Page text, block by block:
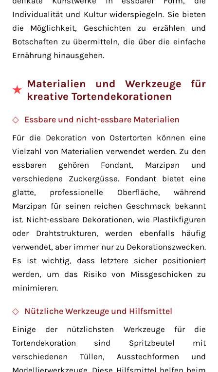
Individualität und Kultur widerspiegeln. Sie bieten
die Möglichkeit, Geschichten zu erzählen und
Botschaften zu übermitteln, die über die einfache
Ernährung hinausgehen.
Materialien und Werkzeuge für
kreative Tortendekorationen
Essbare und nicht-essbare Materialien
Für die Dekoration von Ostertorten können eine
Vielzahl von Materialien verwendet werden. Zu den
essbaren gehören Fondant, Marzipan und
verschiedene Zuckergüsse. Fondant bietet eine
glatte, professionelle Oberfläche, während
Marzipan für seinen reichen Geschmack bekannt
ist. Nicht-essbare Dekorationen, wie Plastikfiguren
oder Drahtstrukturen, werden ebenfalls häufig
verwendet, aber immer nur zu Dekorationszwecken.
Es ist wichtig, dass letztere sicher positioniert
werden, um das Risiko von Missgeschicken zu
minimieren.
Nützliche Werkzeuge und Hilfsmittel
Einige der nützlichsten Werkzeuge für die
Tortendekoration sind Spritzbeutel mit
verschiedenen Tüllen, Ausstechformen und
Modellierwerkzeuge. Diese Hilfsmittel helfen beim